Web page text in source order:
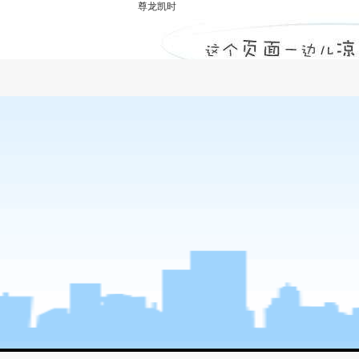
甲级监理公司浅析设计变更的审核-尊龙凯
尊龙凯时